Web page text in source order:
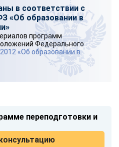
в соответствии с
«Об образовании в
программ
Федерального
«Об образовании в
переподготовки и